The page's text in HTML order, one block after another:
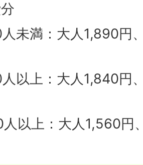
人未満：大人1,890
人以上：大人1,840
人以上：大人1,560